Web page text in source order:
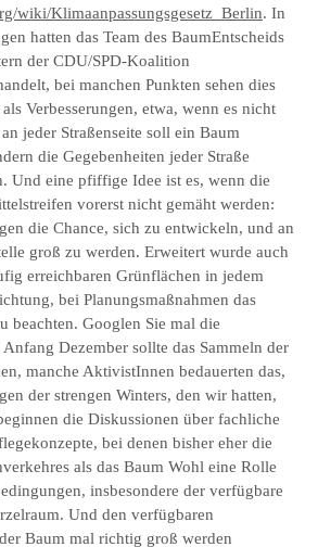
wiki/Klimaanpassungsgesetz_Berlin. In
hatten das Team des BaumEntscheids
der CDU/SPD-Koalition
bei manchen Punkten sehen dies
Verbesserungen, etwa, wenn es nicht
jeder Straßenseite soll ein Baum
die Gegebenheiten jeder Straße
Und eine pfiffige Idee ist es, wenn die
vorerst nicht gemäht werden:
die Chance, sich zu entwickeln, und an
groß zu werden. Erweitert wurde auch
erreichbaren Grünflächen in jedem
bei Planungsmaßnahmen das
beachten. Googlen Sie mal die
Dezember sollte das Sammeln der
manche AktivistInnen bedauerten das,
der strengen Winters, den wir hatten,
die Diskussionen über fachliche
bei denen bisher eher die
als das Baum Wohl eine Rolle
insbesondere der verfügbare
Und den verfügbaren
Baum mal richtig groß werden